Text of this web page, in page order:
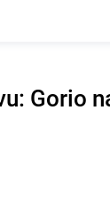
Gorio